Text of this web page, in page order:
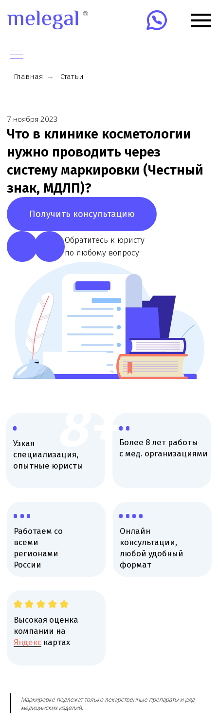
Главная
систему маркировки (Честный
знак, МДЛП)?
Получить консультацию
Обратитесь к юристу
по любому вопросу
Более 8 лет работы
с мед. организациями
Онлайн
Высокая оценка
Яндекскартах
Работаем со
8+
Узкая
специализация,
опытные юристы
Маркировке подлежат только лекарственные препараты и ряд
медицинских изделий.